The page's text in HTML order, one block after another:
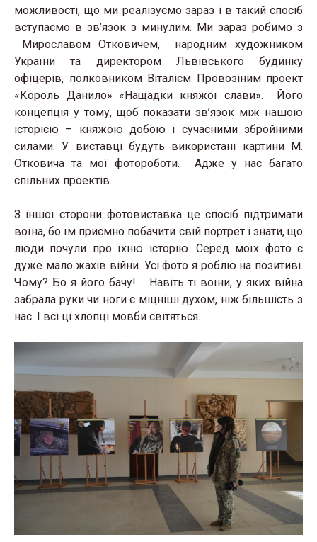
можливості, що ми реалізуємо зараз і в такий спосіб
вступаємо в зв’язок з минулим. Ми зараз робимо з
Мирославом Отковичем,
народним художником
України та директором Львівського будинку
офіцерів, полковником Віталієм Провозіним проект
«Король Данило» «Нащадки княжої слави». Його
концепція у тому, щоб показати зв’язок між нашою
історією – княжою добою і сучасними збройними
силами. У виставці будуть використані картини М.
Отковича та мої фотороботи. Адже у нас багато
спільних проектів.
З іншої сторони фотовиставка це спосіб підтримати
воїна, бо їм приємно побачити свій портрет і знати, що
люди почули про їхню історію. Серед моїх фото є
дуже мало жахів війни. Усі фото я роблю на позитиві.
Чому? Бо я його бачу! Навіть ті воїни, у яких війна
забрала руки чи ноги є міцніші духом, ніж більшість з
нас. І всі ці хлопці мовби світяться.